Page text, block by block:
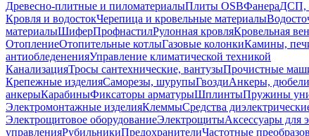
Древесно-плитные и пиломатериалыПлиты OSBФанераДСП,
Кровля и водостокЧерепица и кровельные материалы
материалыШиферПрофнастилРулонная кровляКровельная
ОтоплениеОтопительные котлыГазовые колонкиКамины,
антиобледененияУправление климатической техникой
КанализацияТросы сантехнические, вантузыПрочистные
Крепежные изделияСаморезы, шурупыГвоздиАнкеры, дюбели
анкерыКарабиныФиксаторы арматурыШплинтыПружины
Электромонтажные изделияКлеммыСредства
Электрощитовое оборудованиеЭлектрощитыАксессуары для
управленияРубильникиПредохранителиЧастотные